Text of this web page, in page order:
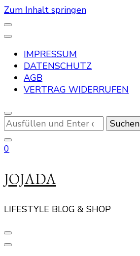
Zum Inhalt springen
IMPRESSUM
DATENSCHUTZ
AGB
VERTRAG WIDERRUFEN
Suchst
du
nach
0
JOJADA
LIFESTYLE BLOG & SHOP